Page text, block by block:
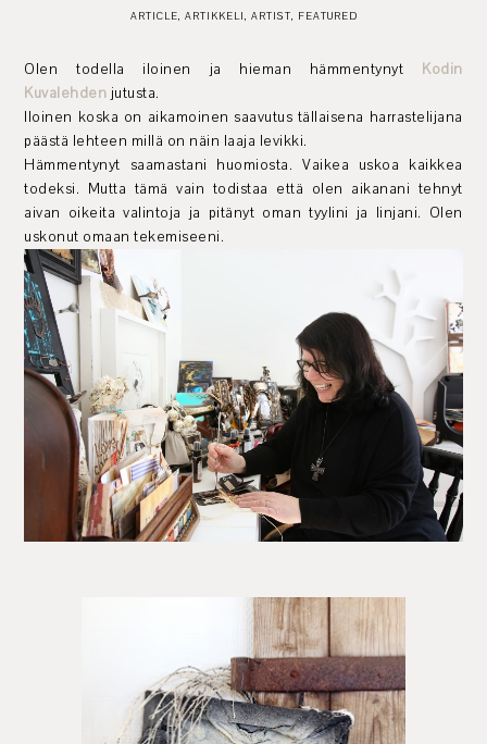
ARTICLE, ARTIKKELI, ARTIST, FEATURED
Olen todella iloinen ja hieman hämmentynyt Kodin
Kuvalehden jutusta.
Iloinen koska on aikamoinen saavutus tällaisena harrastelijana
päästä lehteen millä on näin laaja levikki.
Hämmentynyt saamastani huomiosta. Vaikea uskoa kaikkea
todeksi. Mutta tämä vain todistaa että olen aikanani tehnyt
aivan oikeita valintoja ja pitänyt oman tyylini ja linjani. Olen
uskonut omaan tekemiseeni.